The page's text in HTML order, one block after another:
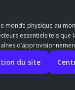
physique au
essentiels tels
du site